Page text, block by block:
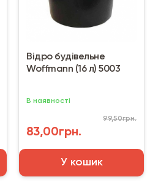
Відро будівельне
Woffmann (16 л) 5003
В наявності
83,00грн.
99,50грн.
У кошик